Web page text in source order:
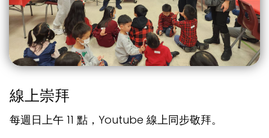
線上崇拜
每週日上午 11 點，Youtube 線上同步敬拜。